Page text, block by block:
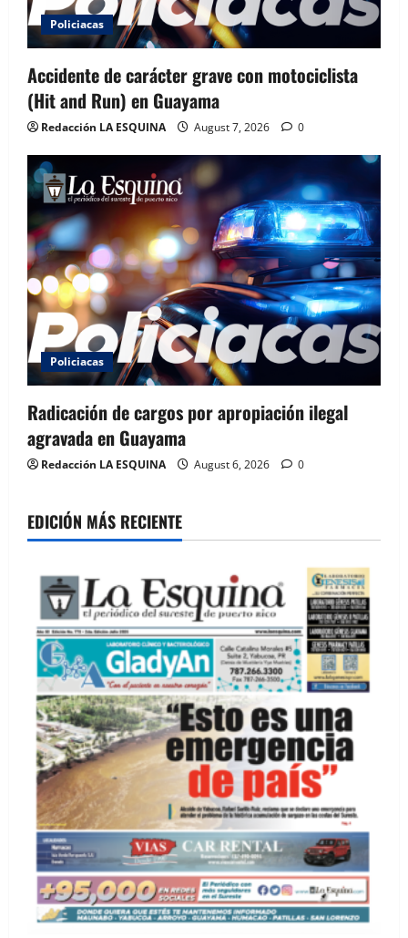
Policiacas
Accidente de carácter grave con motociclista
(Hit and Run) en Guayama
Redacción LA ESQUINA August 7, 2026 0
Policiacas
Radicación de cargos por apropiación ilegal
agravada en Guayama
Redacción LA ESQUINA August 6, 2026 0
EDICIÓN MÁS RECIENTE